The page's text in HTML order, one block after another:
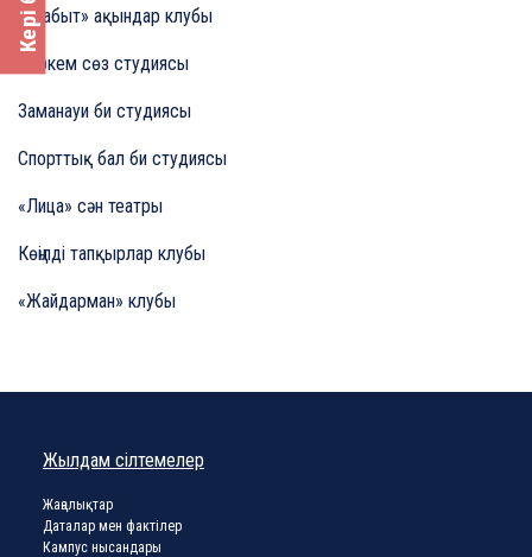
«Шабыт» ақындар клубы
Көркем сөз студиясы
Заманауи би студиясы
Спорттық бал би студиясы
«Лица» сән театры
Көңілді тапқырлар клубы
«Жайдарман» клубы
Жылдам сілтемелер
Жаңалықтар
Даталар мен фактілер
Кампус нысандары